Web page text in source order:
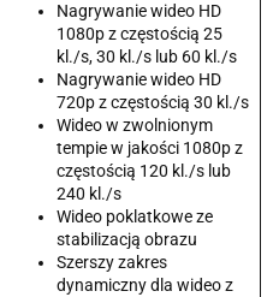
Nagrywanie wideo HD
1080p z częstością 25
kl./s, 30 kl./s lub 60 kl./s
Nagrywanie wideo HD
720p z częstością 30 kl./s
Wideo w zwolnionym
tempie w jakości 1080p z
częstością 120 kl./s lub
240 kl./s
Wideo poklatkowe ze
stabilizacją obrazu
Szerszy zakres
dynamiczny dla wideo z